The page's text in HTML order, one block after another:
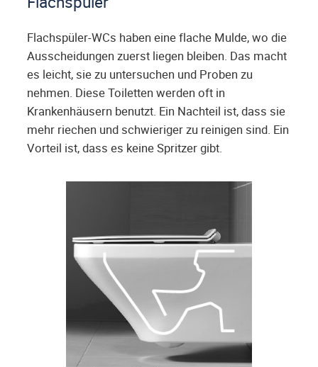
Flachspüler-WCs haben eine flache Mulde, wo die
Ausscheidungen zuerst liegen bleiben. Das macht
es leicht, sie zu untersuchen und Proben zu
nehmen. Diese Toiletten werden oft in
Krankenhäusern benutzt. Ein Nachteil ist, dass sie
mehr riechen und schwieriger zu reinigen sind. Ein
Vorteil ist, dass es keine Spritzer gibt.